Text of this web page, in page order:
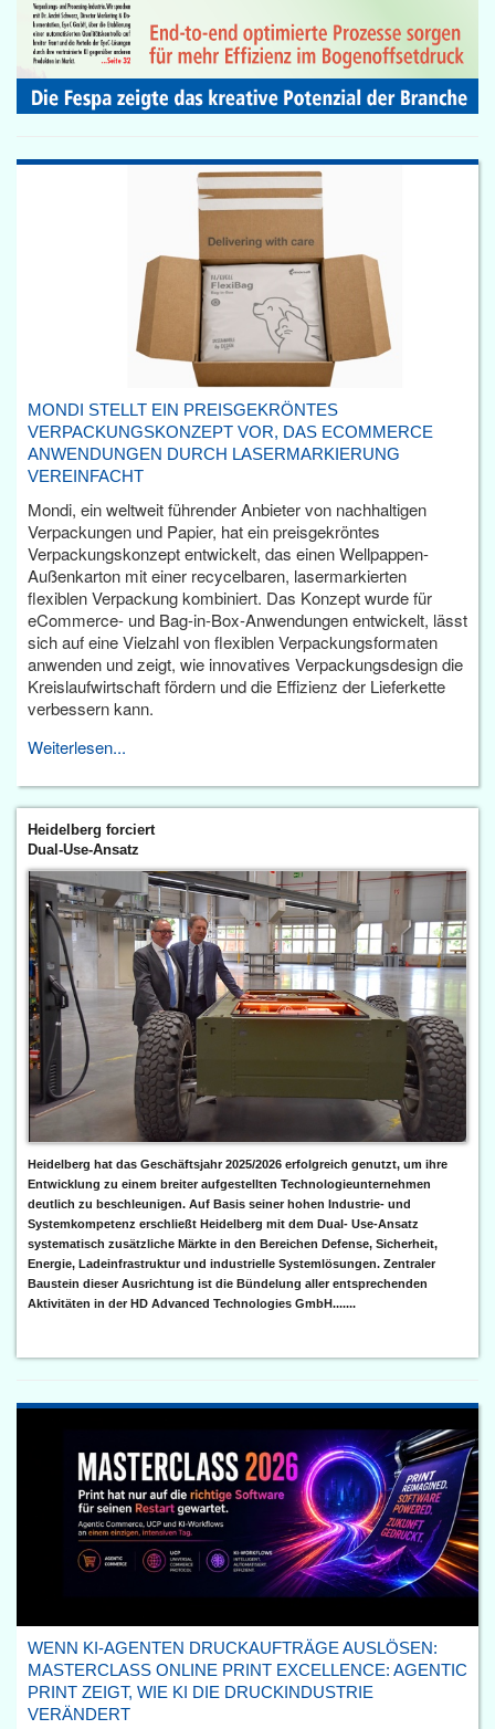
MONDI STELLT EIN PREISGEKRÖNTES
VERPACKUNGSKONZEPT VOR, DAS ECOMMERCE
ANWENDUNGEN DURCH LASERMARKIERUNG
VEREINFACHT
Mondi, ein weltweit führender Anbieter von nachhaltigen
Verpackungen und Papier, hat ein preisgekröntes
Verpackungskonzept entwickelt, das einen Wellpappen-
Außenkarton mit einer recycelbaren, lasermarkierten
flexiblen Verpackung kombiniert. Das Konzept wurde für
eCommerce- und Bag-in-Box-Anwendungen entwickelt, lässt
sich auf eine Vielzahl von flexiblen Verpackungsformaten
anwenden und zeigt, wie innovatives Verpackungsdesign die
Kreislaufwirtschaft fördern und die Effizienz der Lieferkette
verbessern kann.
Weiterlesen...
Heidelberg forciert
Dual-Use-Ansatz
Heidelberg hat das Geschäftsjahr 2025/2026 erfolgreich genutzt, um ihre
Entwicklung zu einem breiter aufgestellten Technologieunternehmen
deutlich zu beschleunigen. Auf Basis seiner hohen Industrie- und
Systemkompetenz erschließt Heidelberg mit dem Dual- Use-Ansatz
systematisch zusätzliche Märkte in den Bereichen Defense, Sicherheit,
Energie, Ladeinfrastruktur und industrielle Systemlösungen. Zentraler
Baustein dieser Ausrichtung ist die Bündelung aller entsprechenden
Aktivitäten in der HD Advanced Technologies GmbH.......
WENN KI-AGENTEN DRUCKAUFTRÄGE AUSLÖSEN:
MASTERCLASS ONLINE PRINT EXCELLENCE: AGENTIC
PRINT ZEIGT, WIE KI DIE DRUCKINDUSTRIE
VERÄNDERT